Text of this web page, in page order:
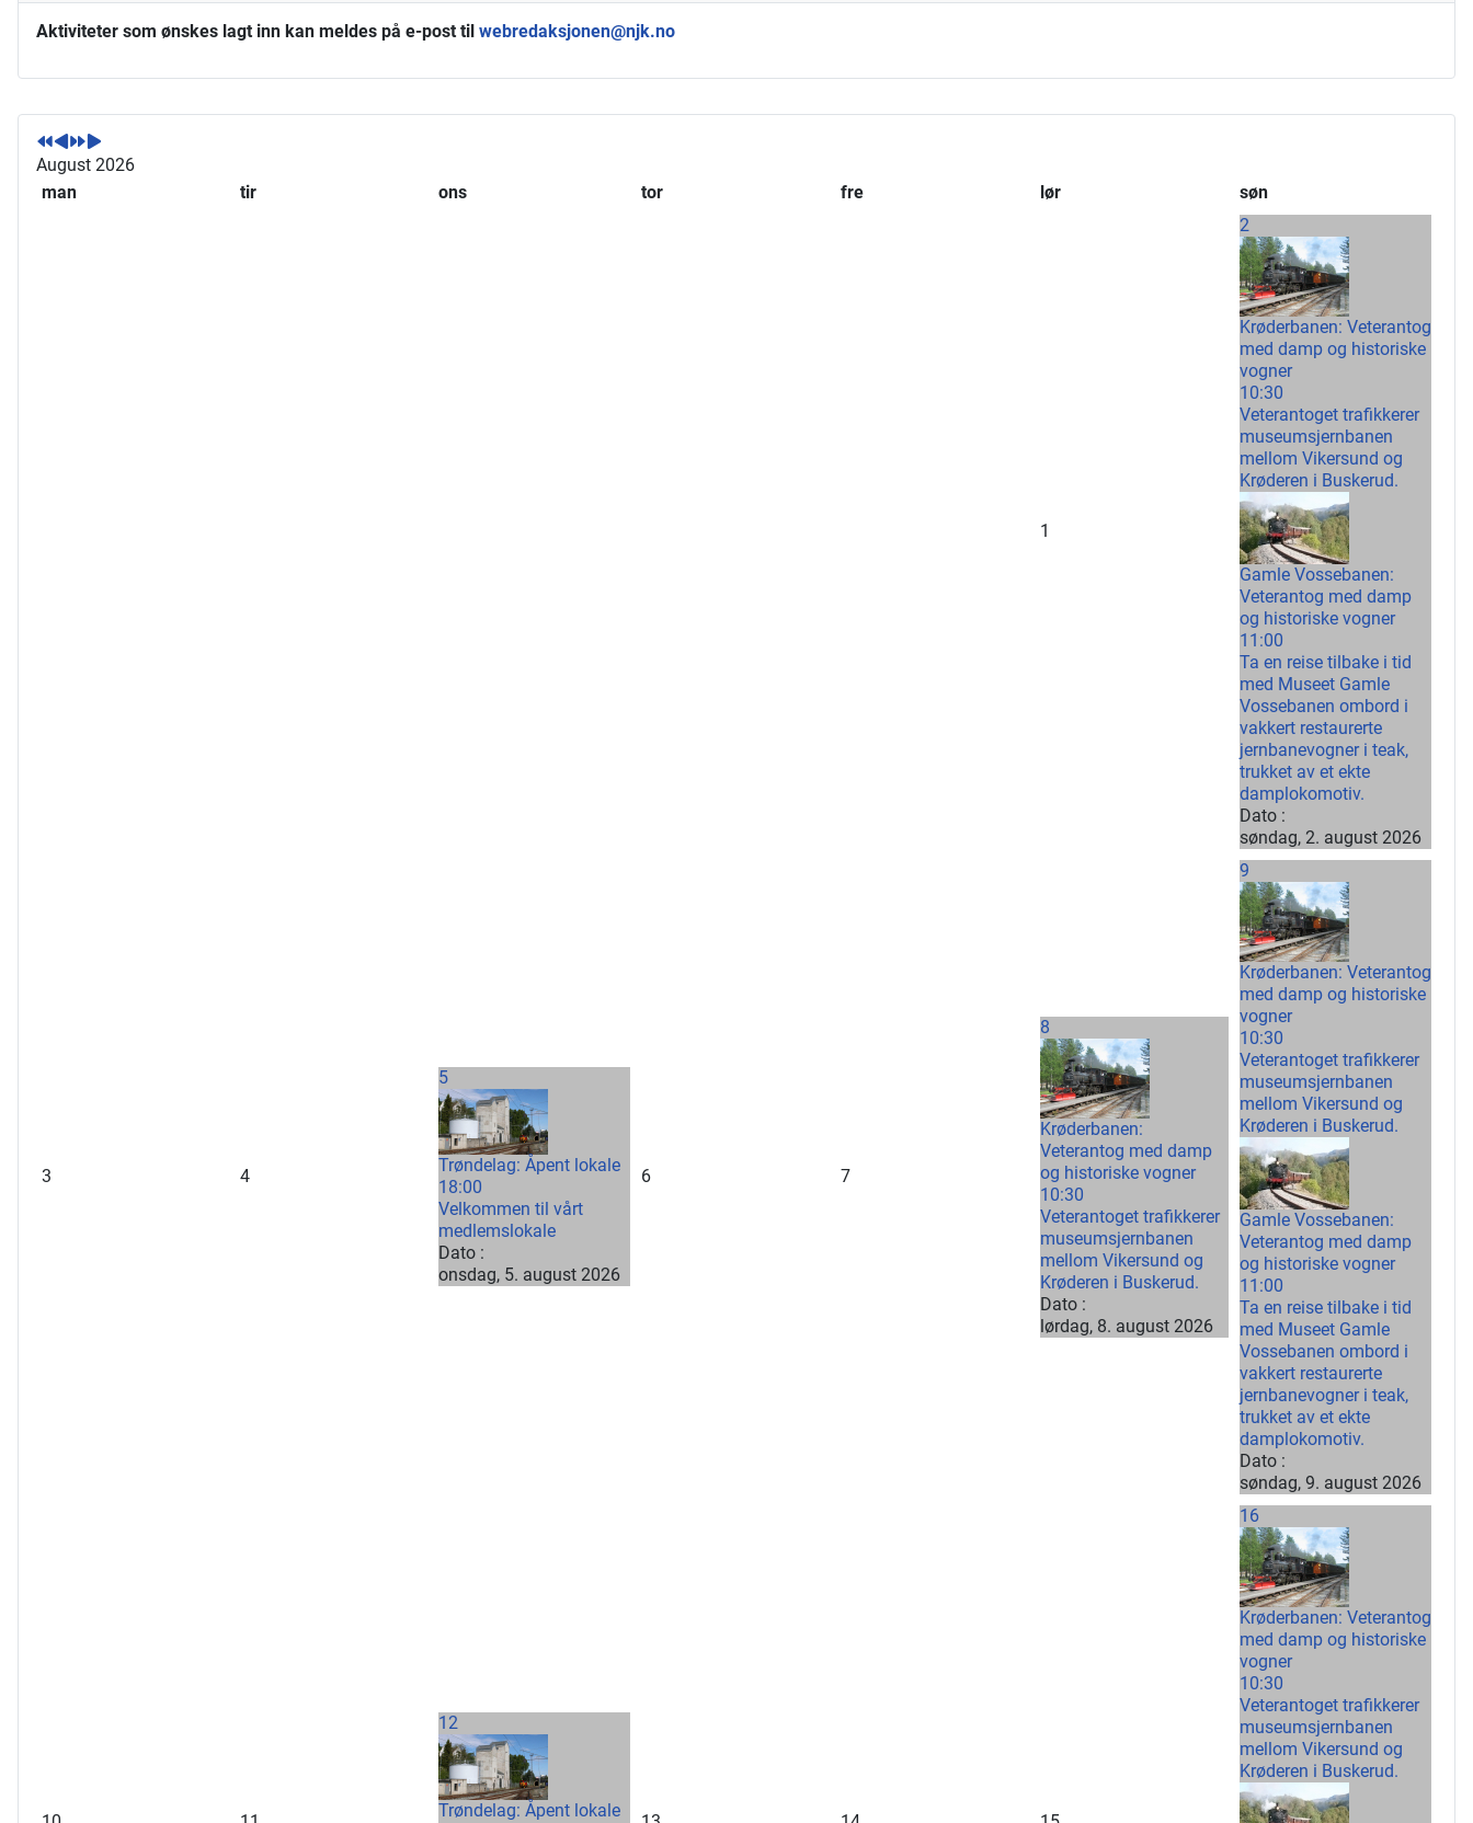
F
o
r
F
o
r
i
N
e
s
e
N
e
s
August 2026
man
tir ons tor fre lør søn
1
2
Krøderbanen: Veterantog
med damp og historiske
vogner
10:30
Veterantoget trafikkerer
museumsjernbanen
mellom Vikersund og
Krøderen i Buskerud.
Gamle Vossebanen:
Veterantog med damp
og historiske vogner
11:00
Ta en reise tilbake i tid
med Museet Gamle
Vossebanen ombord i
vakkert restaurerte
jernbanevogner i teak,
trukket av et ekte
damplokomotiv.
Dato :
søndag, 2. august 2026
3 4
5
Trøndelag: Åpent lokale
18:00
Velkommen til vårt
medlemslokale
Dato :
onsdag, 5. august 2026
6 7
8
Krøderbanen:
Veterantog med damp
og historiske vogner
10:30
Veterantoget trafikkerer
museumsjernbanen
mellom Vikersund og
Krøderen i Buskerud.
Dato :
lørdag, 8. august 2026
9
Krøderbanen: Veterantog
med damp og historiske
vogner
10:30
Veterantoget trafikkerer
museumsjernbanen
mellom Vikersund og
Krøderen i Buskerud.
Gamle Vossebanen:
Veterantog med damp
og historiske vogner
11:00
Ta en reise tilbake i tid
med Museet Gamle
Vossebanen ombord i
vakkert restaurerte
jernbanevogner i teak,
trukket av et ekte
damplokomotiv.
Dato :
søndag, 9. august 2026
12
Trøndelag: Åpent lokale
16
Krøderbanen: Veterantog
med damp og historiske
vogner
10:30
Veterantoget trafikkerer
museumsjernbanen
mellom Vikersund og
Krøderen i Buskerud.
Aktiviteter som ønskes lagt inn kan meldes på e-post til webredaksjonen@njk.no